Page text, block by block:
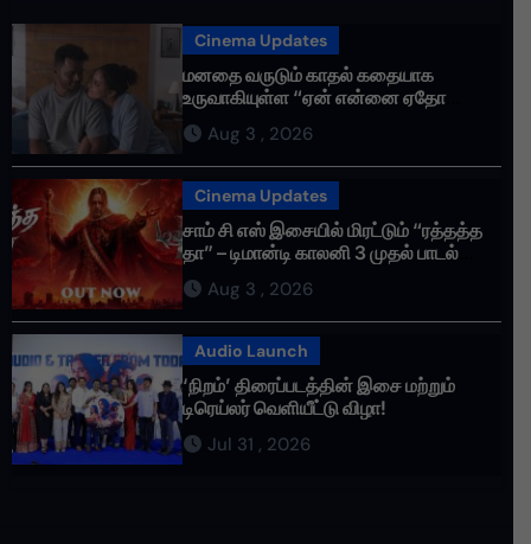
Cinema Updates
மனதை வருடும் காதல் கதையாக
உருவாகியுள்ள “ஏன் என்னை ஏதோ
செய்தாய்” – டீசர் வெளியானது !
Aug 3 , 2026
Cinema Updates
சாம் சி எஸ் இசையில் மிரட்டும் “ரத்தத்த
தா” – டிமான்டி காலனி 3 முதல் பாடல்
ரசிகர்களை கவர்ந்து வருகிறது!
Aug 3 , 2026
Audio Launch
‘நிறம்’ திரைப்படத்தின் இசை மற்றும்
டிரெய்லர் வெளியீட்டு விழா!
Jul 31 , 2026